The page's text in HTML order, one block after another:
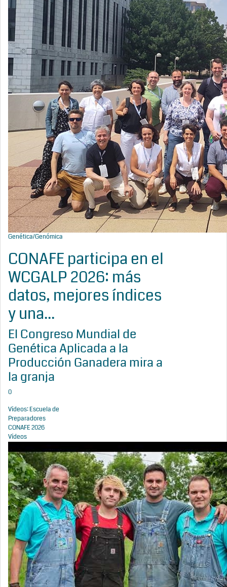
Genética/Genómica
CONAFE participa en el
WCGALP 2026: más
datos, mejores índices
y una...
El Congreso Mundial de
Genética Aplicada a la
Producción Ganadera mira a
la granja
0
Vídeos: Escuela de
Preparadores
CONAFE 2026
Vídeos